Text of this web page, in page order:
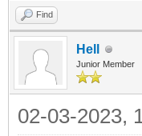
Find
Hell
Junior Member
02-03-2023,